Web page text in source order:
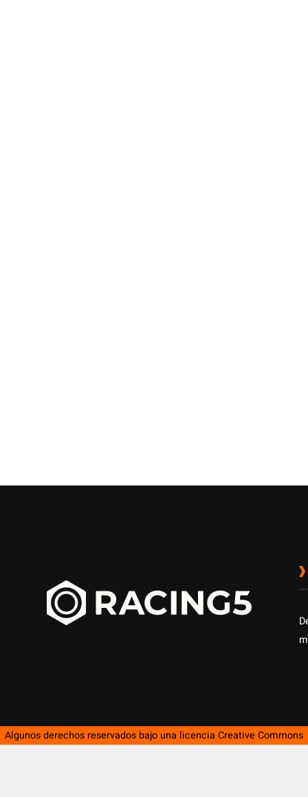
Algunos derechos reservados bajo una licencia Creative Commons